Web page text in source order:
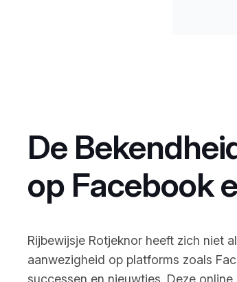
De
op Facebook
Rijbewijsje Rotjeknor heeft zich niet
aanwezigheid op platforms zoals
successen en nieuwtjes. Deze